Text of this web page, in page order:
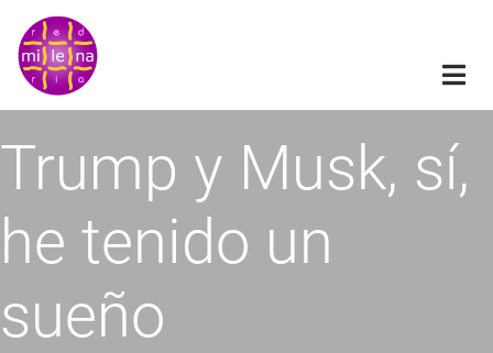
Pasar
contenido
principal
Trump y Musk, sí,
he tenido un
sueño